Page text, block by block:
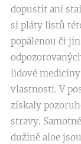
dopustit ani
si pláty listů
popálenou či
lidové
vlastnosti. V
získaly
stravy.
dužině aloe